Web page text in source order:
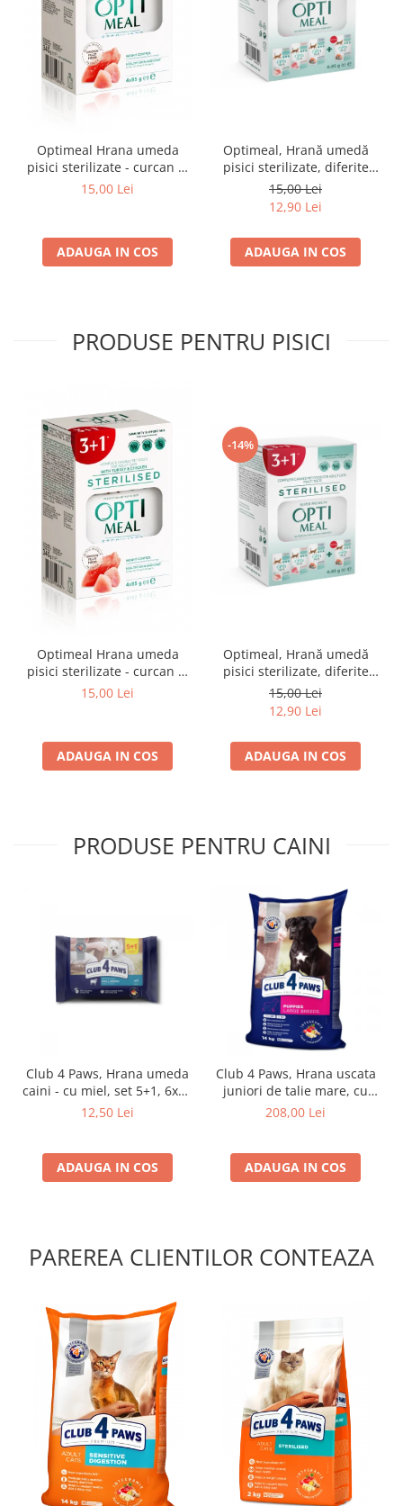
Optimeal Hrana umeda
pisici sterilizate - curcan si
pui in sos, set 3+1,
15,00 Lei
ADAUGA IN COS
Optimeal, Hrană umedă
pisici sterilizate, diferite
arome, (3+1), 0.34kg
15,00 Lei
12,90 Lei
ADAUGA IN COS
PRODUSE PENTRU PISICI
Optimeal Hrana umeda
pisici sterilizate - curcan si
pui in sos, set 3+1,
15,00 Lei
ADAUGA IN COS
-14%
Optimeal, Hrană umedă
pisici sterilizate, diferite
arome, (3+1), 0.34kg
15,00 Lei
12,90 Lei
ADAUGA IN COS
PRODUSE PENTRU CAINI
Club 4 Paws, Hrana umeda
caini - cu miel, set 5+1, 6x80
g
12,50 Lei
ADAUGA IN COS
Club 4 Paws, Hrana uscata
juniori de talie mare, cu
pui, 14kg
208,00 Lei
ADAUGA IN COS
PAREREA CLIENTILOR CONTEAZA